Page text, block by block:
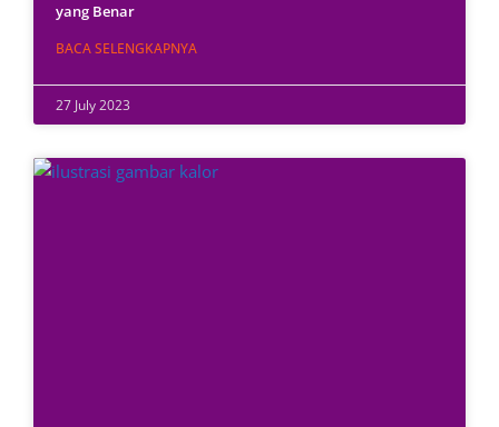
yang Benar
BACA SELENGKAPNYA
27 July 2023